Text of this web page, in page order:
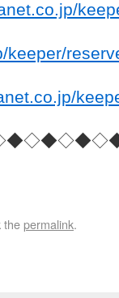
keeper/
thepermalink.